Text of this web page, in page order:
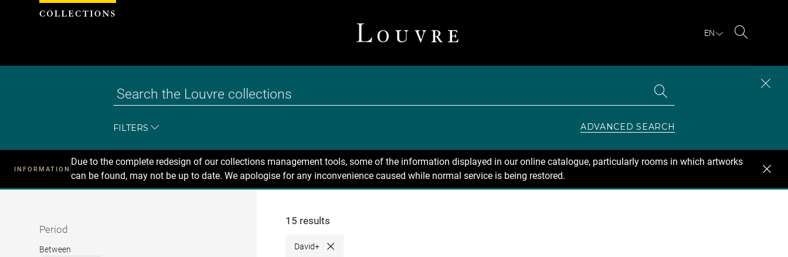
EN
FILTERS ADVANCED SEARCH
INFORMATION
Due to the complete redesign of our collections management tools, some of the information displayed in our online catalogue, particularly rooms in which artworks
can be found, may not be up to date. We apologise for any inconvenience caused while normal service is being restored.
Recherche
Period
Period
Between
15 results
David+ Close
Cookies management panel